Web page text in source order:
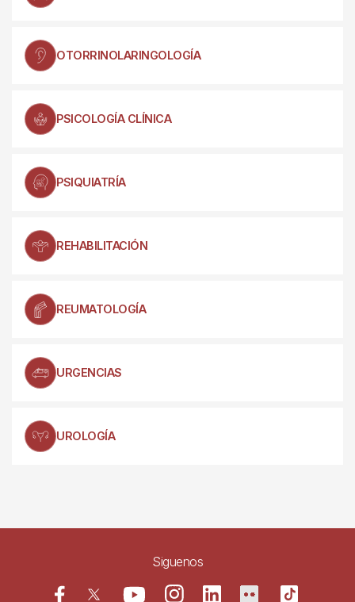
OTORRINOLARINGOLOGÍA
PSICOLOGÍA CLÍNICA
PSIQUIATRÍA
REHABILITACIÓN
REUMATOLOGÍA
URGENCIAS
UROLOGÍA
Siguenos